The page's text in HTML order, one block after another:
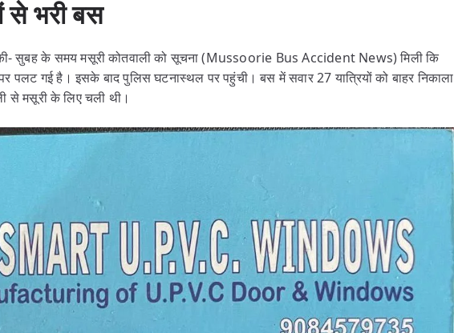
से भरी बस
की- सुबह के समय मसूरी कोतवाली को सूचना (Mussoorie Bus Accident News) मिली कि
पलट गई है। इसके बाद पुलिस घटनास्थल पर पहुंची। बस में सवार 27 यात्रियों को बाहर निकाला
से मसूरी के लिए चली थी।